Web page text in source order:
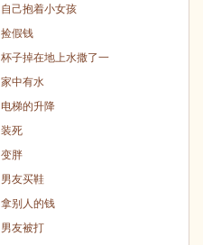
自己抱着小女孩
捡假钱
杯子掉在地上水撒了一
家中有水
电梯的升降
装死
变胖
男友买鞋
拿别人的钱
男友被打